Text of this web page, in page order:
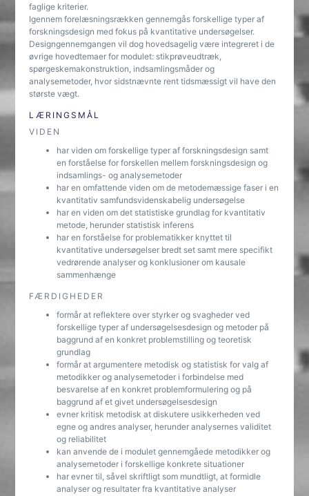
faglige kriterier.
Igennem forelæsningsrækken gennemgås forskellige typer af
forskningsdesign med fokus på kvantitative undersøgelser.
Designgennemgangen vil dog hovedsagelig være integreret i de
øvrige hovedtemaer for modulet: stikprøveudtræk,
spørgeskemakonstruktion, indsamlingsmåder og
analysemetoder, hvor sidstnævnte rent tidsmæssigt vil have den
største vægt.
LÆRINGSMÅL
VIDEN
har viden om forskellige typer af forskningsdesign samt
en forståelse for forskellen mellem forskningsdesign og
indsamlings- og analysemetoder
har en omfattende viden om de metodemæssige faser i en
kvantitativ samfundsvidenskabelig undersøgelse
har en viden om det statistiske grundlag for kvantitativ
metode, herunder statistisk inferens
har en forståelse for problematikker knyttet til
kvantitative undersøgelser bredt set samt mere specifikt
vedrørende analyser og konklusioner om kausale
sammenhænge
FÆRDIGHEDER
formår at reflektere over styrker og svagheder ved
forskellige typer af undersøgelsesdesign og metoder på
baggrund af en konkret problemstilling og teoretisk
grundlag
formår at argumentere metodisk og statistisk for valg af
metodikker og analysemetoder i forbindelse med
besvarelse af en konkret problemformulering og på
baggrund af et givet undersøgelsesdesign
evner kritisk metodisk at diskutere usikkerheden ved
egne og andres analyser, herunder analysernes validitet
og reliabilitet
kan anvende de i modulet gennemgåede metodikker og
analysemetoder i forskellige konkrete situationer
har evner til, såvel skriftligt som mundtligt, at formidle
analyser og resultater fra kvantitative analyser